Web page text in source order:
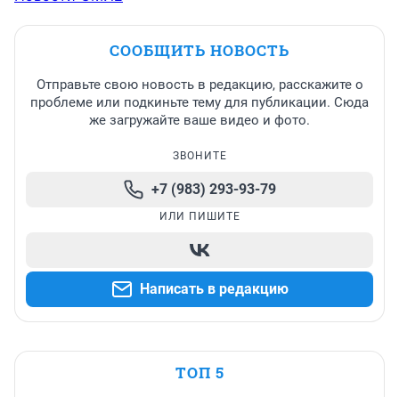
СООБЩИТЬ НОВОСТЬ
Отправьте свою новость в редакцию, расскажите о
проблеме или подкиньте тему для публикации. Сюда
же загружайте ваше видео и фото.
ЗВОНИТЕ
+7 (983) 293-93-79
ИЛИ ПИШИТЕ
Написать в редакцию
ТОП 5